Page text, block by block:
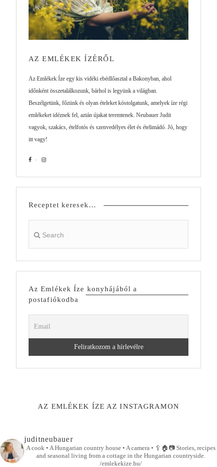
AZ EMLÉKEK ÍZÉRŐL
Az Emlékek Íze egy kis vidéki ebédlőasztal a Bakonyban, ahol
időnként összetalálkozunk, bárhol is legyünk a világban.
Beszélgetünk, főzünk és olyan ételeket kóstolgatunk, amelyek íze régi
emlékeket idéznek fel, aztán újakat teremtenek. Neubauer Judit
vagyok, szakács, ételfotós és szenvedélyes élet és ételimádó. Jó, hogy
itt vagy!
Receptet keresek…
Az Emlékek Íze konyhájából a
postafiókodba
AZ EMLÉKEK ÍZE AZ INSTAGRAMON
juditneubauer
A cook • A Hungarian country house • A camera • 🥄🏠📷Stories, recipes
and seasonal living from a cottage in the Hungarian countryside.
/emlekekize.hu/